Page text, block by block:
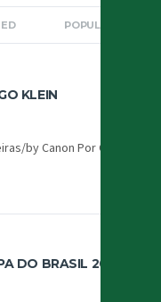
POPULAR
KLEIN
by Canon Por Oiti...
DO BRASIL 2026